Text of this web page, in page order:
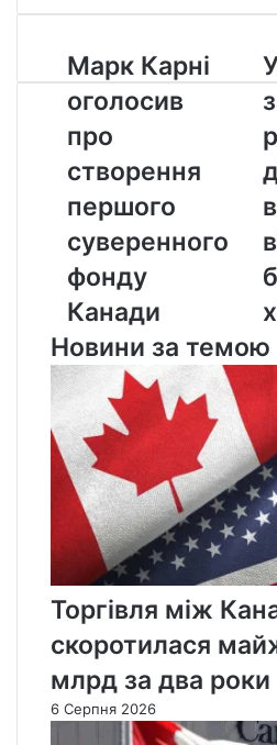
Марк
Карні
оголосив
про
створення
першого
суверенного
фонду
Канади
Марк Карні
оголосив
про
створення
першого
суверенного
фонду
Канади
У
6-
з
Новини за темою
Торгівля між
скоротилася
млрд за два роки
6 Серпня 2026